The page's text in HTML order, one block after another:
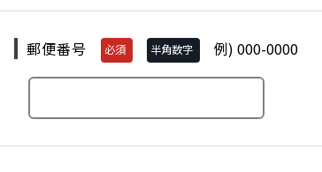
郵便番号 必須 半角数字 例) 000-0000